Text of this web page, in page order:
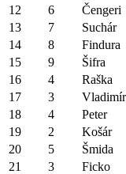
12
6 Čengeri
13
7 Suchár
14
8 Findura
15
9 Šifra
16
4 Raška
17
3 Vladimír
18
4 Peter
19
2 Košár
20
5 Šmida
21
3 Ficko